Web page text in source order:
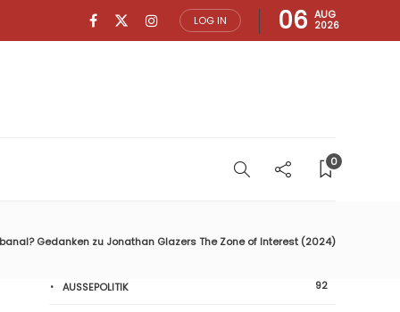
LOG IN 06 AUG
2026
0
Gedanken zu Jonathan Glazers The Zone of Interest (2024)
AUSSEPOLITIK 92